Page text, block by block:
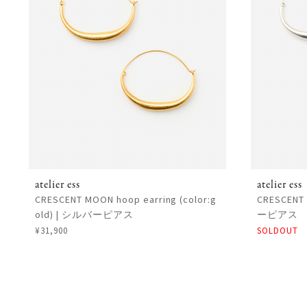
atelier ess
CRESCENT MOON hoop earring (color:g
old) | シルバーピアス
¥31,900
atelier ess
ーピアス
SOLDOUT